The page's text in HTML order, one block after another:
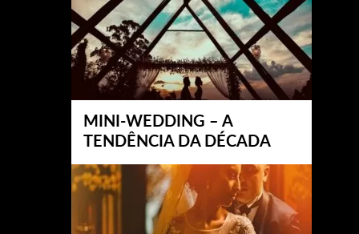
MINI-WEDDING – A
TENDÊNCIA DA DÉCADA